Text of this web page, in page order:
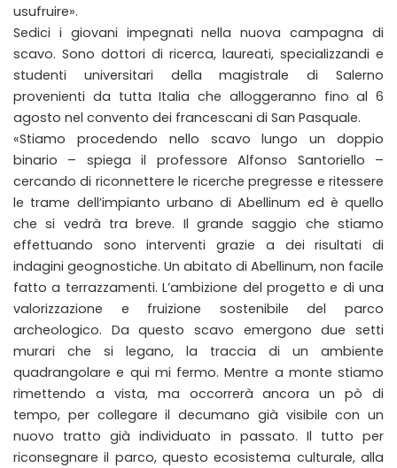
usufruire».
Sedici i giovani impegnati nella nuova campagna di
scavo. Sono dottori di ricerca, laureati, specializzandi e
studenti universitari della magistrale di Salerno
provenienti da tutta Italia che alloggeranno fino al 6
agosto nel convento dei francescani di San Pasquale.
«Stiamo procedendo nello scavo lungo un doppio
binario – spiega il professore Alfonso Santoriello –
cercando di riconnettere le ricerche pregresse e ritessere
le trame dell’impianto urbano di Abellinum ed è quello
che si vedrà tra breve. Il grande saggio che stiamo
effettuando sono interventi grazie a dei risultati di
indagini geognostiche. Un abitato di Abellinum, non facile
fatto a terrazzamenti. L’ambizione del progetto e di una
valorizzazione e fruizione sostenibile del parco
archeologico. Da questo scavo emergono due setti
murari che si legano, la traccia di un ambiente
quadrangolare e qui mi fermo. Mentre a monte stiamo
rimettendo a vista, ma occorrerà ancora un pò di
tempo, per collegare il decumano già visibile con un
nuovo tratto già individuato in passato. Il tutto per
riconsegnare il parco, questo ecosistema culturale, alla